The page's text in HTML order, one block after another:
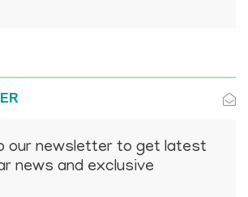
our newsletter to get latest
news and exclusive